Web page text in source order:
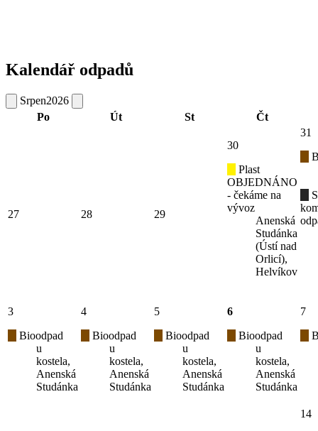
Kalendář odpadů
Srpen2026
Po
Út St Čt
27 28 29
30
Plast
OBJEDNÁNO
- čekáme na
vývoz
Anenská
Studánka
(Ústí nad
Orlicí),
Helvíkov
31
3
Bioodpad
u
kostela,
Anenská
Studánka
4
Bioodpad
u
kostela,
Anenská
Studánka
5
Bioodpad
u
kostela,
Anenská
Studánka
6
Bioodpad
u
kostela,
Anenská
Studánka
7
14